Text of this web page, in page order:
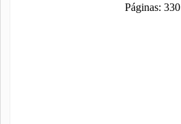
Páginas: 330